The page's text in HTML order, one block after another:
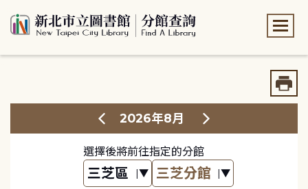
2026年8月
選擇後將前往指定的分館